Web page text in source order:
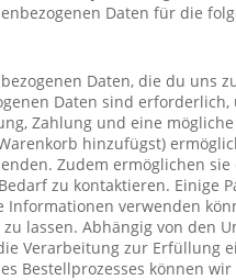
Daten für die
Daten, die du uns
Daten sind
Zahlung und eine
hinzufügst)
Zudem ermöglichen
zu kontaktieren. Einige
Informationen verwenden
lassen. Abhängig von den
Verarbeitung zur Erfüllung
Bestellprozesses können